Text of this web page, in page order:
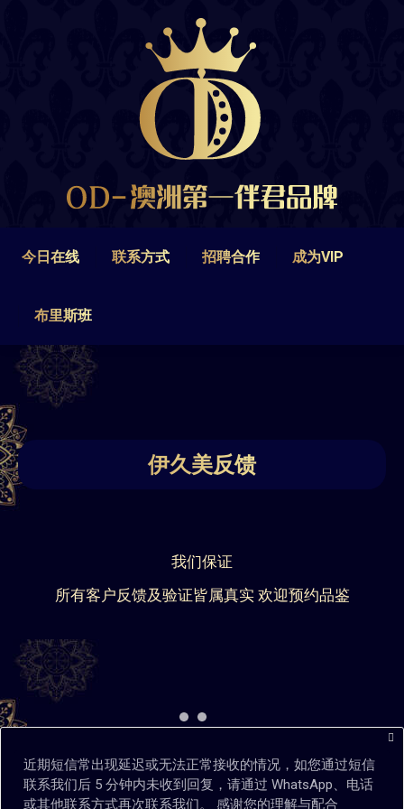
今日在线 联系方式 招聘合作 成为VIP
布里斯班
伊久美反馈
我们保证
所有客户反馈及验证皆属真实 欢迎预约品鉴
近期短信常出现延迟或无法正常接收的情况，如您通过短信
联系我们后 5 分钟内未收到回复，请通过 WhatsApp、电话
或其他联系方式再次联系我们。 感谢您的理解与配合
联系方式 招聘合作
布里斯班